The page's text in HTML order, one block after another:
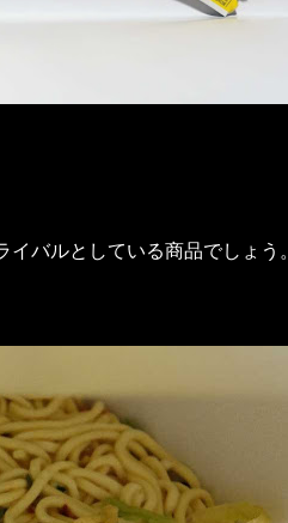
バルとしている商品でしょう。